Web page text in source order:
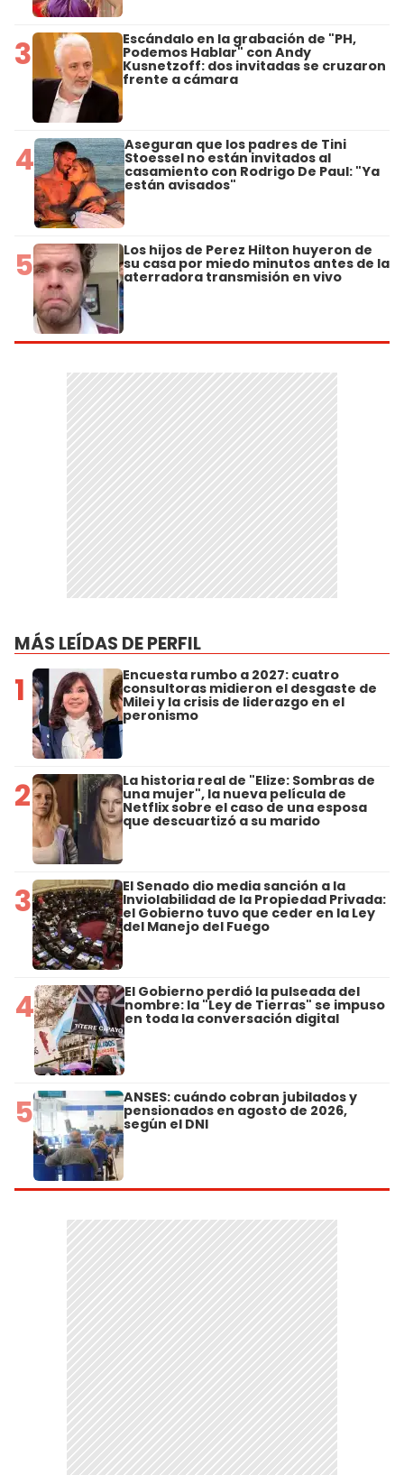
3 Escándalo en la grabación de "PH,
Podemos Hablar" con Andy
Kusnetzoff: dos invitadas se cruzaron
frente a cámara
4 Aseguran que los padres de Tini
Stoessel no están invitados al
casamiento con Rodrigo De Paul: "Ya
están avisados"
5 Los hijos de Perez Hilton huyeron de
su casa por miedo minutos antes de la
aterradora transmisión en vivo
MÁS LEÍDAS DE PERFIL
1 Encuesta rumbo a 2027: cuatro
consultoras midieron el desgaste de
Milei y la crisis de liderazgo en el
peronismo
2 La historia real de "Elize: Sombras de
una mujer", la nueva película de
Netflix sobre el caso de una esposa
que descuartizó a su marido
3 El Senado dio media sanción a la
Inviolabilidad de la Propiedad Privada:
el Gobierno tuvo que ceder en la Ley
del Manejo del Fuego
4 El Gobierno perdió la pulseada del
nombre: la "Ley de Tierras" se impuso
en toda la conversación digital
5 ANSES: cuándo cobran jubilados y
pensionados en agosto de 2026,
según el DNI